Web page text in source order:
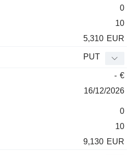
0
10
5,310 EUR
PUT
- €
16/12/2026
0
10
9,130 EUR